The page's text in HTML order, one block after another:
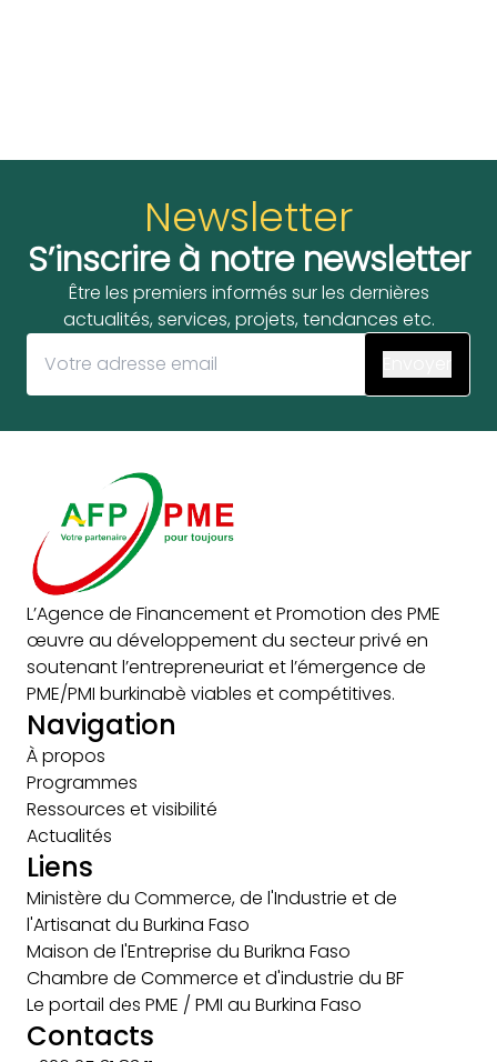
Newsletter
S’inscrire à notre newsletter
Être les premiers informés sur les dernières
actualités, services, projets, tendances etc.
L’Agence de Financement et Promotion des PME
œuvre au développement du secteur privé en
soutenant l’entrepreneuriat et l’émergence de
PME/PMI burkinabè viables et compétitives.
Navigation
À propos
Programmes
Ressources et visibilité
Actualités
Liens
Ministère du Commerce, de l'Industrie et de
l'Artisanat du Burkina Faso
Maison de l'Entreprise du Burikna Faso
Chambre de Commerce et d'industrie du BF
Le portail des PME / PMI au Burkina Faso
Contacts